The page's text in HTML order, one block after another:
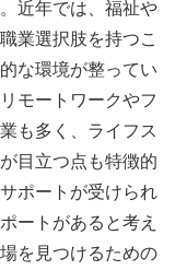
近年では、福祉や
業選択肢を持つこ
な環境が整ってい
モートワークやフ
も多く、ライフス
目立つ点も特徴的
ポートが受けられ
ートがあると考え
を見つけるための